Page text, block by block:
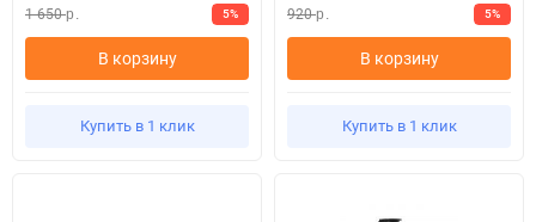
1 650 р. 5%
В корзину
Купить в 1 клик
920 р. 5%
В корзину
Купить в 1 клик